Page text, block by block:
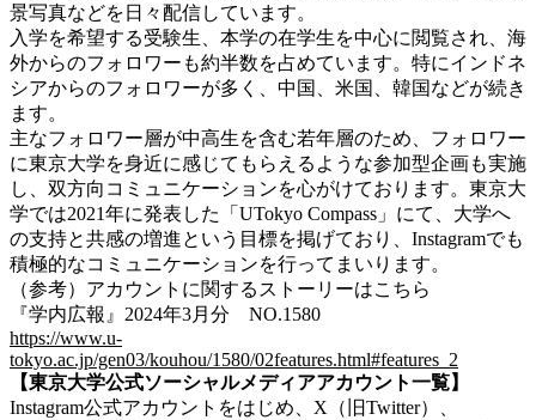
景写真などを日々配信しています。
入学を希望する受験生、本学の在学生を中心に閲覧され、海
外からのフォロワーも約半数を占めています。特にインドネ
シアからのフォロワーが多く、中国、米国、韓国などが続き
ます。
主なフォロワー層が中高生を含む若年層のため、フォロワー
に東京大学を身近に感じてもらえるような参加型企画も実施
し、双方向コミュニケーションを心がけております。東京大
学では2021年に発表した「UTokyo Compass」にて、大学へ
の支持と共感の増進という目標を掲げており、Instagramでも
積極的なコミュニケーションを行ってまいります。
（参考）アカウントに関するストーリーはこちら
『学内広報』2024年3月分 NO.1580
https://www.u-
tokyo.ac.jp/gen03/kouhou/1580/02features.html#features_2
【東京大学公式ソーシャルメディアアカウント一覧】
Instagram公式アカウントをはじめ、X（旧Twitter）、